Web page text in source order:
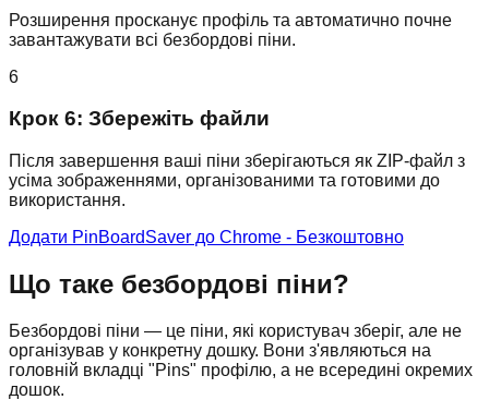
Розширення просканує профіль та автоматично почне
завантажувати всі безбордові піни.
6
Крок 6: Збережіть файли
Після завершення ваші піни зберігаються як ZIP-файл з
усіма зображеннями, організованими та готовими до
використання.
Додати PinBoardSaver до Chrome - Безкоштовно
Що таке безбордові піни?
Безбордові піни — це піни, які користувач зберіг, але не
організував у конкретну дошку. Вони з'являються на
головній вкладці "Pins" профілю, а не всередині окремих
дошок.